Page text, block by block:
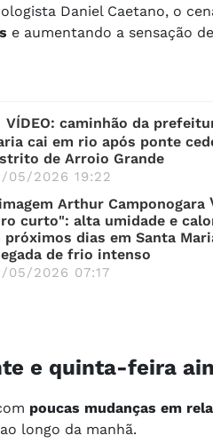
Daniel Caetano, o
e aumentando a sensação
VÍDEO: caminhão da
cai em rio após ponte
de Arroio Grande
05/2026 19:22
curto": alta umidade e
próximos dias em Santa
de frio intenso
05/2026 07:17
e quinta-feira
poucas mudanças em
longo da manhã.